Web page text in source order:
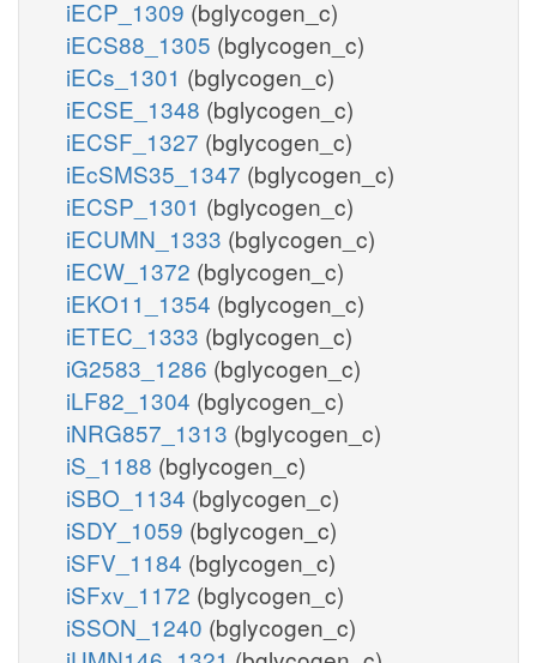
iECP_1309 (bglycogen_c)
iECS88_1305 (bglycogen_c)
iECs_1301 (bglycogen_c)
iECSE_1348 (bglycogen_c)
iECSF_1327 (bglycogen_c)
iEcSMS35_1347 (bglycogen_c)
iECSP_1301 (bglycogen_c)
iECUMN_1333 (bglycogen_c)
iECW_1372 (bglycogen_c)
iEKO11_1354 (bglycogen_c)
iETEC_1333 (bglycogen_c)
iG2583_1286 (bglycogen_c)
iLF82_1304 (bglycogen_c)
iNRG857_1313 (bglycogen_c)
iS_1188 (bglycogen_c)
iSBO_1134 (bglycogen_c)
iSDY_1059 (bglycogen_c)
iSFV_1184 (bglycogen_c)
iSFxv_1172 (bglycogen_c)
iSSON_1240 (bglycogen_c)